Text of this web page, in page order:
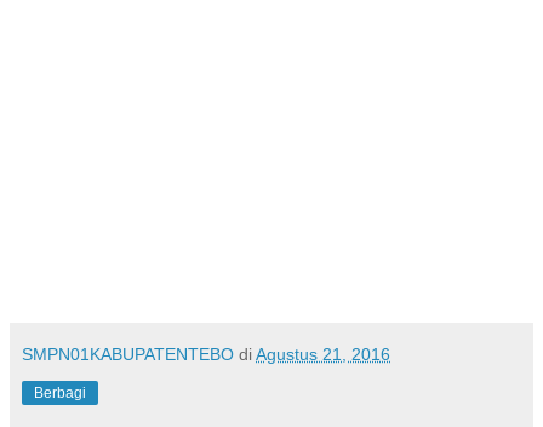
SMPN01KABUPATENTEBO diAgustus 21, 2016
Berbagi